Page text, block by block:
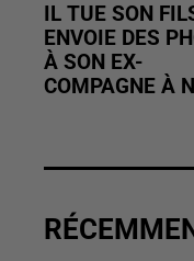
IL TUE SON
ENVOIE DES
À SON EX-
COMPAGNE À